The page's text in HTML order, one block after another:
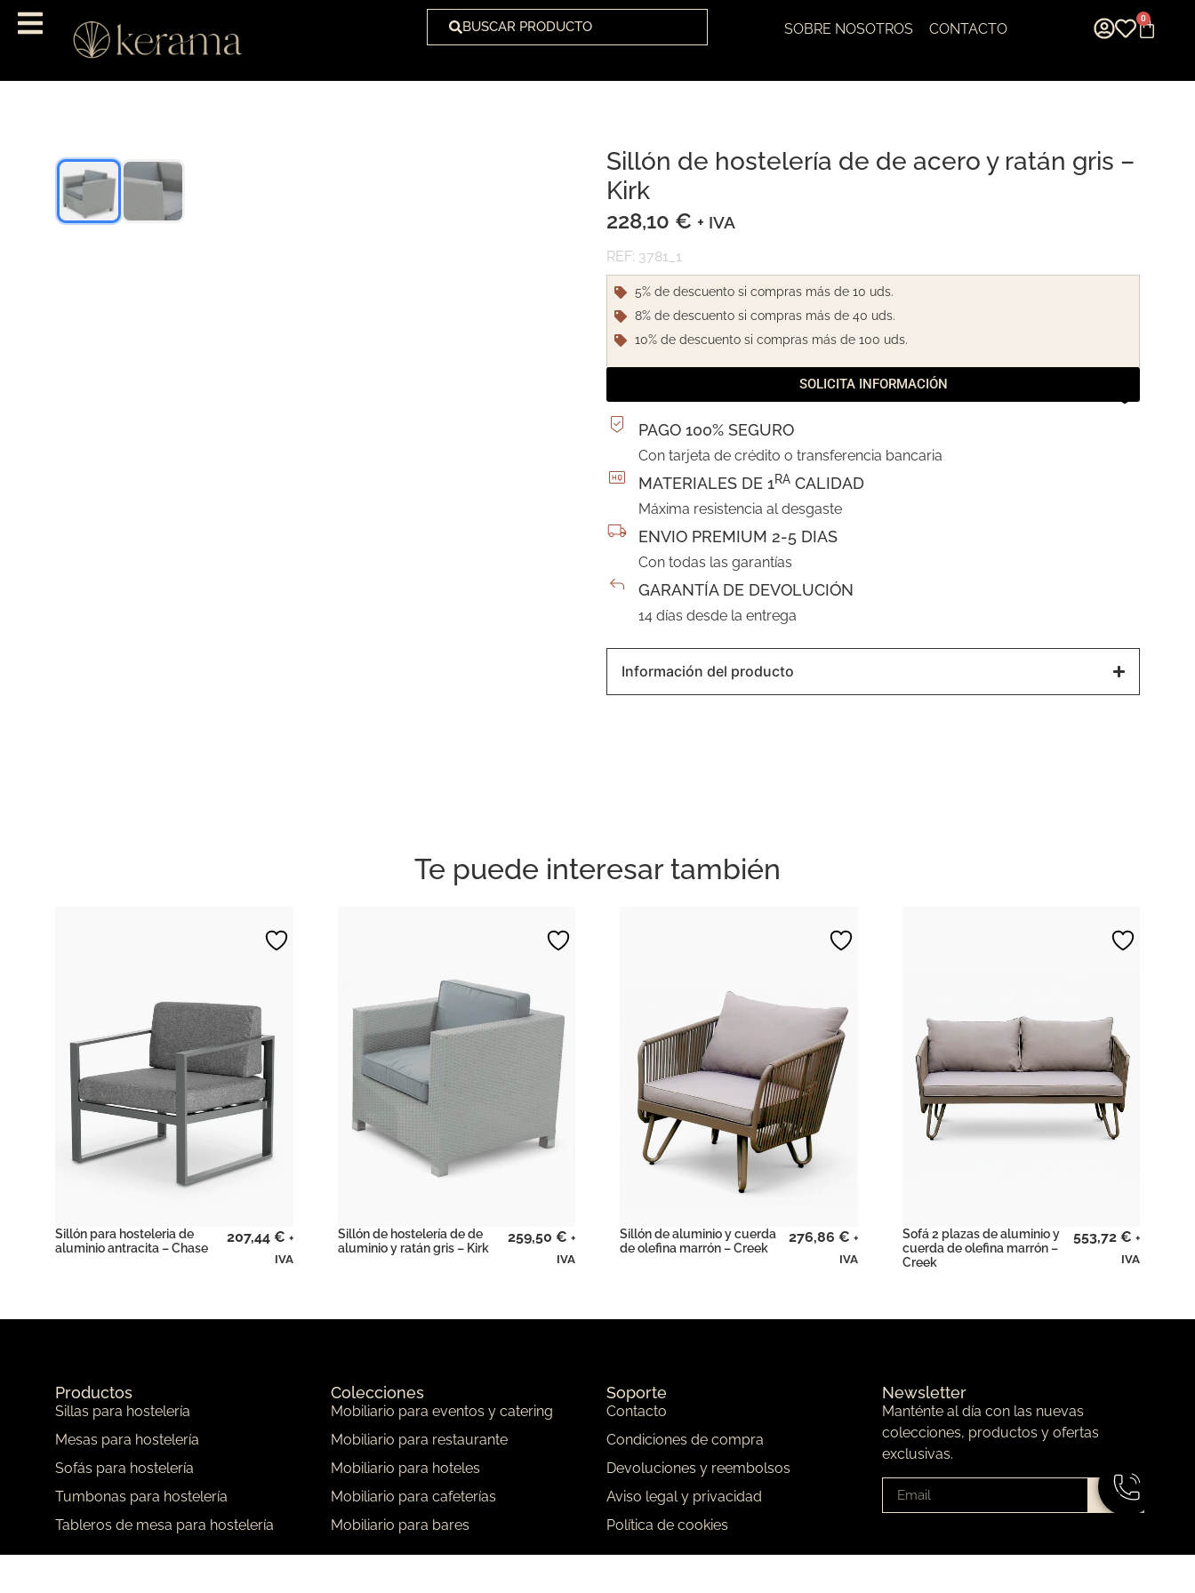
BUSCAR PRODUCTO SOBRE NOSOTROS CONTACTO
0
Sillón de hostelería de de acero y ratán gris –
Kirk
228,10 € + IVA
REF: 3781_1
5% de descuento si compras más de 10 uds.
8% de descuento si compras más de 40 uds.
10% de descuento si compras más de 100 uds.
SOLICITA INFORMACIÓN
PAGO 100% SEGURO
Con tarjeta de crédito o transferencia bancaria
MATERIALES DE 1RA CALIDAD
Máxima resistencia al desgaste
ENVIO PREMIUM 2-5 DIAS
Con todas las garantías
GARANTÍA DE DEVOLUCIÓN
14 días desde la entrega
Información del producto
Te puede interesar también
Sillón para hosteleria de
aluminio antracita – Chase
207,44 € +
IVA
Sillón de hostelería de de
aluminio y ratán gris – Kirk
259,50 € +
IVA
Sillón de aluminio y cuerda
de olefina marrón – Creek
276,86 € +
IVA
Sofá 2 plazas de aluminio y
cuerda de olefina marrón –
Creek
553,72 € +
IVA
Productos
Sillas para hostelería
Mesas para hostelería
Sofás para hostelería
Tumbonas para hostelería
Tableros de mesa para hostelería
Colecciones
Mobiliario para eventos y catering
Mobiliario para restaurante
Mobiliario para hoteles
Mobiliario para cafeterías
Mobiliario para bares
Soporte
Contacto
Condiciones de compra
Devoluciones y reembolsos
Aviso legal y privacidad
Política de cookies
Newsletter
Manténte al día con las nuevas
colecciones, productos y ofertas
exclusivas.